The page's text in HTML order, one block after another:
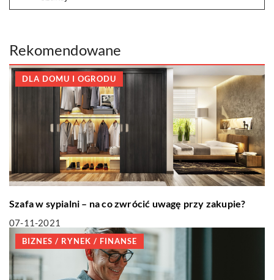
Rekomendowane
DLA DOMU I OGRODU
Szafa w sypialni – na co zwrócić uwagę przy zakupie?
07-11-2021
BIZNES / RYNEK / FINANSE